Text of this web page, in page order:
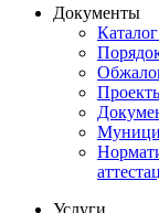
Документы